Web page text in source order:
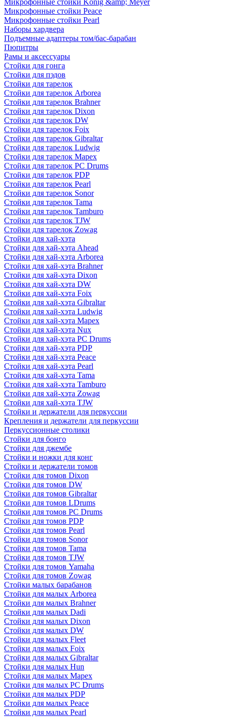
Микрофонные стойки König &amp; Meyer
Микрофонные стойки Peace
Микрофонные стойки Pearl
Наборы хардвера
Подъемные адаптеры том/бас-барабан
Пюпитры
Рамы и аксессуары
Стойки для гонга
Стойки для пэдов
Стойки для тарелок
Стойки для тарелок Arborea
Стойки для тарелок Brahner
Стойки для тарелок Dixon
Стойки для тарелок DW
Стойки для тарелок Foix
Стойки для тарелок Gibraltar
Стойки для тарелок Ludwig
Стойки для тарелок Mapex
Стойки для тарелок PC Drums
Стойки для тарелок PDP
Стойки для тарелок Pearl
Стойки для тарелок Sonor
Стойки для тарелок Tama
Стойки для тарелок Tamburo
Стойки для тарелок TJW
Стойки для тарелок Zowag
Стойки для хай-хэта
Стойки для хай-хэта Ahead
Стойки для хай-хэта Arborea
Стойки для хай-хэта Brahner
Стойки для хай-хэта Dixon
Стойки для хай-хэта DW
Стойки для хай-хэта Foix
Стойки для хай-хэта Gibraltar
Стойки для хай-хэта Ludwig
Стойки для хай-хэта Mapex
Стойки для хай-хэта Nux
Стойки для хай-хэта PC Drums
Стойки для хай-хэта PDP
Стойки для хай-хэта Peace
Стойки для хай-хэта Pearl
Стойки для хай-хэта Tama
Стойки для хай-хэта Tamburo
Стойки для хай-хэта Zowag
Стойки для хай-хэта TJW
Стойки и держатели для перкуссии
Крепления и держатели для перкуссии
Перкуссионные столики
Стойки для бонго
Стойки для джембе
Стойки и ножки для конг
Стойки и держатели томов
Стойки для томов Dixon
Стойки для томов DW
Стойки для томов Gibraltar
Стойки для томов LDrums
Стойки для томов PC Drums
Стойки для томов PDP
Стойки для томов Pearl
Стойки для томов Sonor
Стойки для томов Tama
Стойки для томов TJW
Стойки для томов Yamaha
Стойки для томов Zowag
Стойки малых барабанов
Стойки для малых Arborea
Стойки для малых Brahner
Стойки для малых Dadi
Стойки для малых Dixon
Стойки для малых DW
Стойки для малых Fleet
Стойки для малых Foix
Стойки для малых Gibraltar
Стойки для малых Hun
Стойки для малых Mapex
Стойки для малых PC Drums
Стойки для малых PDP
Стойки для малых Peace
Стойки для малых Pearl